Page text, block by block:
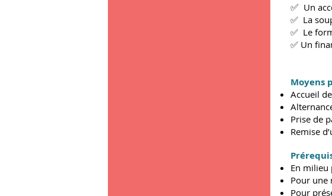
✅ Un
✅ La
✅ Le
✅ Un
Moyens
Accueil
Prise de
Remise
En milieu
Pour une
Pour